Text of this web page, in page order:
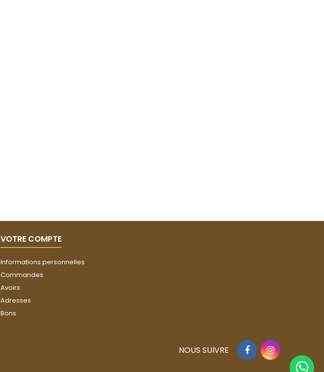
VOTRE COMPTE
Informations personnelles
Commandes
Avoirs
Adresses
Bons
FacebookInstagram
NOUS SUIVRE